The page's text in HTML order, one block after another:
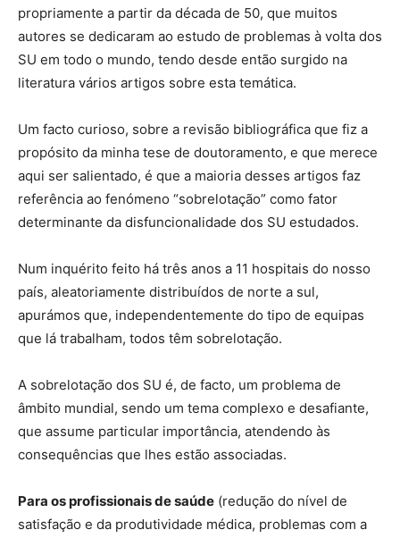
propriamente a partir da década de 50, que muitos
autores se dedicaram ao estudo de problemas à volta dos
SU em todo o mundo, tendo desde então surgido na
literatura vários artigos sobre esta temática.
Um facto curioso, sobre a revisão bibliográfica que fiz a
propósito da minha tese de doutoramento, e que merece
aqui ser salientado, é que a maioria desses artigos faz
referência ao fenómeno “sobrelotação” como fator
determinante da disfuncionalidade dos SU estudados.
Num inquérito feito há três anos a 11 hospitais do nosso
país, aleatoriamente distribuídos de norte a sul,
apurámos que, independentemente do tipo de equipas
que lá trabalham, todos têm sobrelotação.
A sobrelotação dos SU é, de facto, um problema de
âmbito mundial, sendo um tema complexo e desafiante,
que assume particular importância, atendendo às
consequências que lhes estão associadas.
Para os profissionais de saúde (redução do nível de
satisfação e da produtividade médica, problemas com a